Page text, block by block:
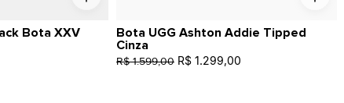
Bota XXV
Bota UGG Ashton Addie Tipped
Cinza
R$ 1.599,00 R$ 1.299,00